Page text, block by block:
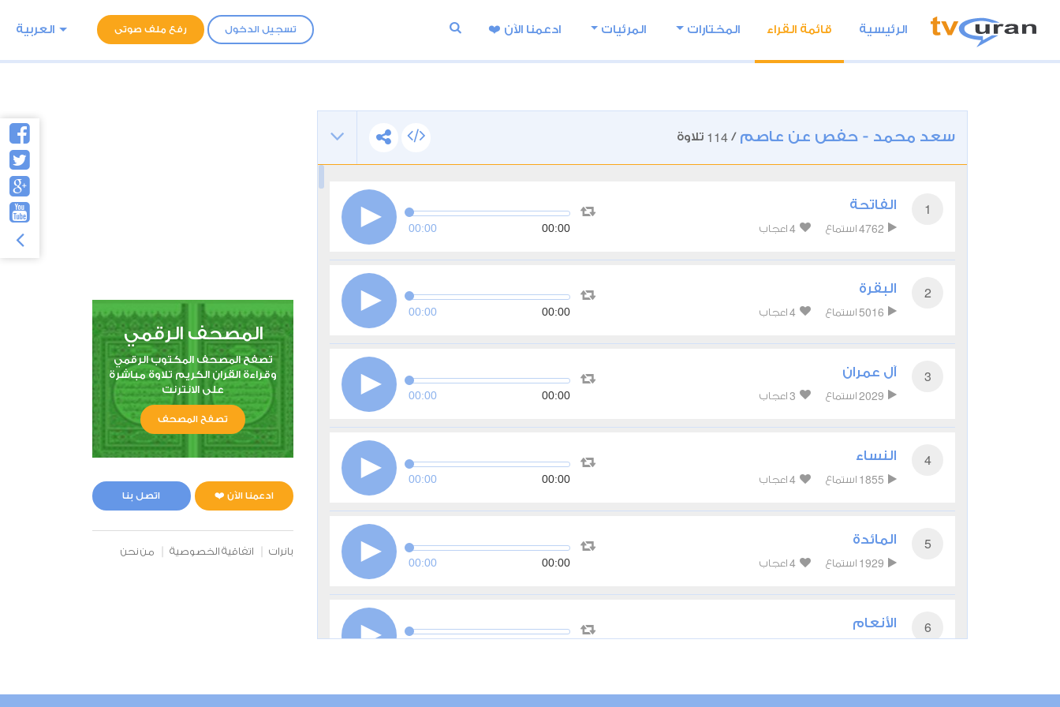
تسجيل الدخول رفع ملف صوتى العربية الرئيسية قائمة القراء المختارات المرئيات ادعمنا اﻵن ❤️
سعد محمد - حفص عن عاصم /
114 تلاوة
1 الفاتحة
4762 استماع 4 اعجاب 00:00 00:00
2 البقرة
5016 استماع 4 اعجاب 00:00 00:00
3 آل عمران
2029 استماع 3 اعجاب 00:00 00:00
4 النساء
1855 استماع 4 اعجاب 00:00 00:00
5 المائدة
1929 استماع 4 اعجاب 00:00 00:00
6 الأنعام
المصحف الرقمي
تصفح المصحف المكتوب الرقمي
وقراءة القران الكريم تلاوة مباشرة
على الانترنت
تصفح المصحف
ادعمنا الآن ❤️ اتصل بنا
بانرات اتفاقية الخصوصية من نحن